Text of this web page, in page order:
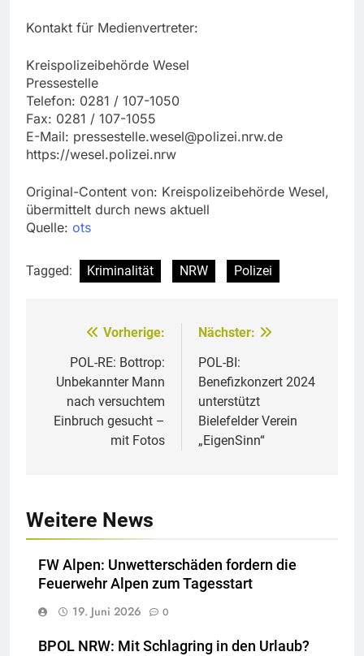
Kontakt für Medienvertreter:
Kreispolizeibehörde Wesel
Pressestelle
Telefon: 0281 / 107-1050
Fax: 0281 / 107-1055
E-Mail: pressestelle.wesel@polizei.nrw.de
https://wesel.polizei.nrw
Original-Content von: Kreispolizeibehörde Wesel,
übermittelt durch news aktuell
Quelle: ots
Tagged: Kriminalität NRW Polizei
Beitragsnavigation
Vorherige:
POL-RE: Bottrop:
Unbekannter Mann
nach versuchtem
Einbruch gesucht –
mit Fotos
Nächster:
POL-BI:
Benefizkonzert 2024
unterstützt
Bielefelder Verein
„EigenSinn“
Weitere News
FW Alpen: Unwetterschäden fordern die
Feuerwehr Alpen zum Tagesstart
19. Juni 2026
0
BPOL NRW: Mit Schlagring in den Urlaub?